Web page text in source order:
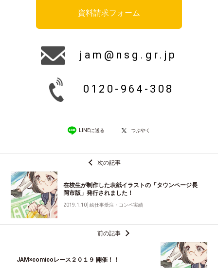
資料請求フォーム
jam@nsg.gr.jp
0120-964-308
LINEに送る つぶやく
次の記事
在校生が制作した表紙イラストの「タウンページ長
岡市版」発行されました！
2019.1.10 │絵仕事受注・コンペ実績
前の記事
JAM×comicoレース２０１９ 開催！！